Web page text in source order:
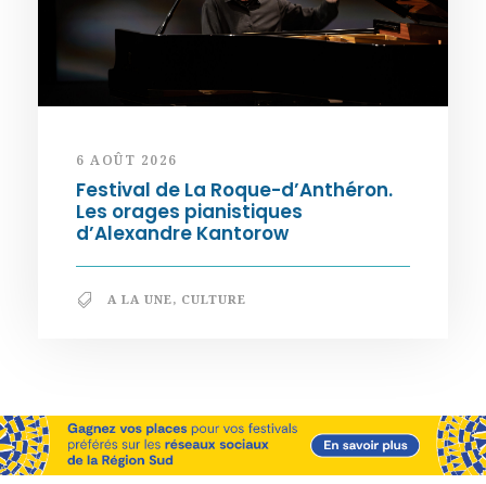
6 AOÛT 2026
Festival de La Roque-d’Anthéron.
Les orages pianistiques
d’Alexandre Kantorow
A LA UNE, CULTURE